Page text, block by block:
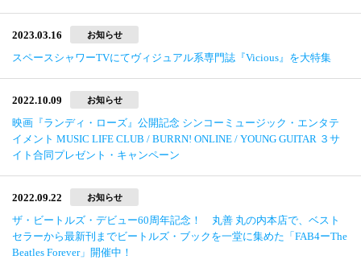
2023.03.16 お知らせ
スペースシャワーTVにてヴィジュアル系専門誌『Vicious』を大特集
2022.10.09 お知らせ
映画『ランディ・ローズ』公開記念 シンコーミュージック・エンタテ
イメント MUSIC LIFE CLUB / BURRN! ONLINE / YOUNG GUITAR ３サ
イト合同プレゼント・キャンペーン
2022.09.22 お知らせ
ザ・ビートルズ・デビュー60周年記念！ 丸善 丸の内本店で、ベスト
セラーから最新刊までビートルズ・ブックを一堂に集めた「FAB4ーThe
Beatles Forever」開催中！